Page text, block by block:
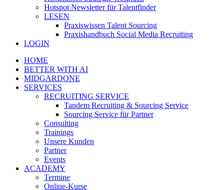
Hotspot Newsletter für Talentfinder
LESEN
Praxiswissen Talent Sourcing
Praxishandbuch Social Media Recruiting
LOGIN
HOME
BETTER WITH AI
MIDGARDONE
SERVICES
RECRUITING SERVICE
Tandem Recruiting & Sourcing Service
Sourcing Service für Partner
Consulting
Trainings
Unsere Kunden
Partner
Events
ACADEMY
Termine
Online-Kurse